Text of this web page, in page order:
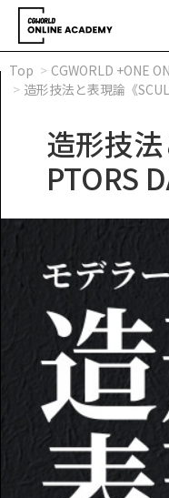
Top CGWORLD +ONE
造形技法と表現論《
造形技
PTORS